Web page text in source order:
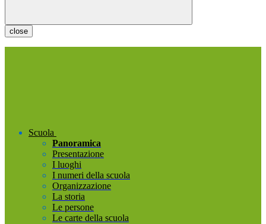
close
Scuola
Panoramica
Presentazione
I luoghi
I numeri della scuola
Organizzazione
La storia
Le persone
Le carte della scuola